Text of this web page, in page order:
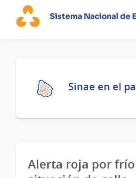
Sistema Nacional de
principal
Sinae en el
Alerta roja por